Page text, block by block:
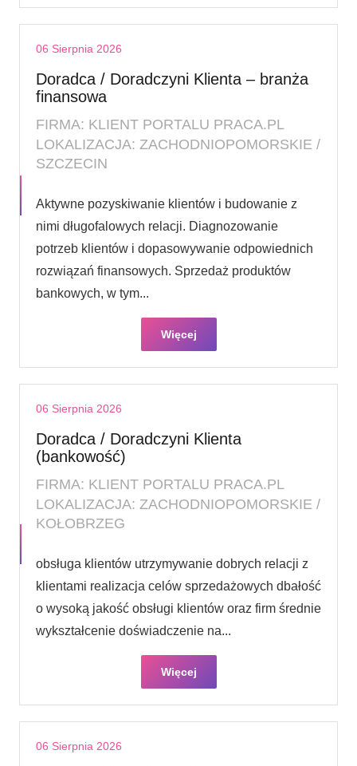
06 Sierpnia 2026
Doradca / Doradczyni Klienta – branża
finansowa
FIRMA: KLIENT PORTALU PRACA.PL
LOKALIZACJA: ZACHODNIOPOMORSKIE /
SZCZECIN
Aktywne pozyskiwanie klientów i budowanie z
nimi długofalowych relacji. Diagnozowanie
potrzeb klientów i dopasowywanie odpowiednich
rozwiązań finansowych. Sprzedaż produktów
bankowych, w tym...
Więcej
06 Sierpnia 2026
Doradca / Doradczyni Klienta
(bankowość)
FIRMA: KLIENT PORTALU PRACA.PL
LOKALIZACJA: ZACHODNIOPOMORSKIE /
KOŁOBRZEG
obsługa klientów utrzymywanie dobrych relacji z
klientami realizacja celów sprzedażowych dbałość
o wysoką jakość obsługi klientów oraz firm średnie
wykształcenie doświadczenie na...
Więcej
06 Sierpnia 2026